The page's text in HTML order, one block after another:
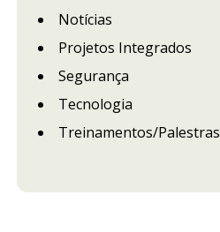
Notícias
Projetos Integrados
Segurança
Tecnologia
Treinamentos/Palestras